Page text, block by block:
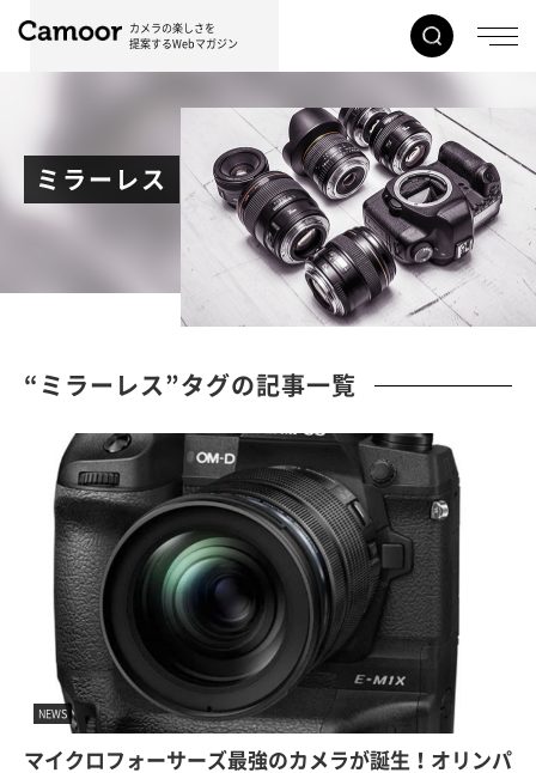
カメラの楽しさを
提案するWebマガジン
ミラーレス
“ミラーレス”タグの記事一覧
NEWS
マイクロフォーサーズ最強のカメラが誕生！オリンパ